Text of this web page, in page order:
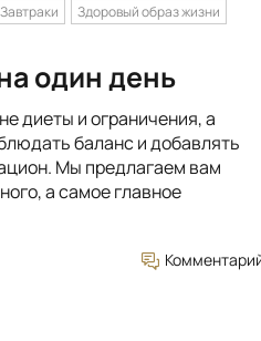
Завтраки
Здоровый образ жизни
один день
диеты и ограничения, а
баланс и добавлять
Мы предлагаем вам
а самое главное